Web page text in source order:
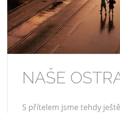
NAŠE
S přítelem jsme tehdy